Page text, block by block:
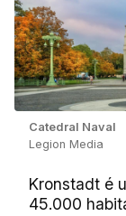
Catedral Naval
Legion Media
Kronstadt é
45.000